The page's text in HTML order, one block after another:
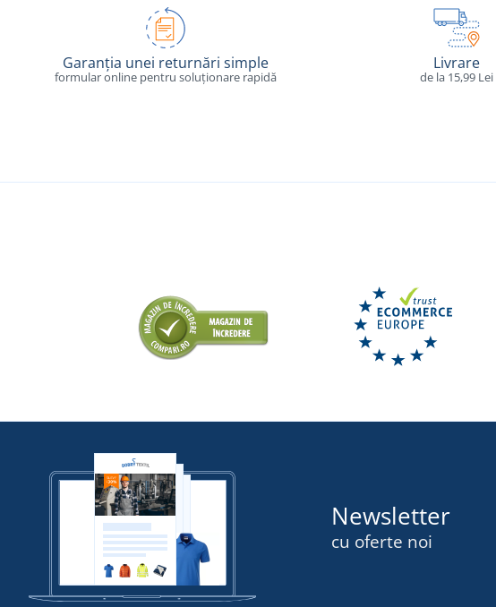
Garanția unei returnări simple
formular online pentru soluționare rapidă
Livrare
de la 15,99 Lei
Newsletter
cu oferte noi